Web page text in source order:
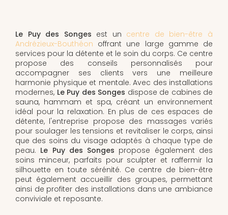
Le Puy des Songes est un centre de bien-être à
Andrézieux-Bouthéon offrant une large gamme de
services pour la détente et le soin du corps. Ce centre
propose des conseils personnalisés pour
accompagner ses clients vers une meilleure
harmonie physique et mentale. Avec des installations
modernes, Le Puy des Songes dispose de cabines de
sauna, hammam et spa, créant un environnement
idéal pour la relaxation. En plus de ces espaces de
détente, l'entreprise propose des massages variés
pour soulager les tensions et revitaliser le corps, ainsi
que des soins du visage adaptés à chaque type de
peau. Le Puy des Songes propose également des
soins minceur, parfaits pour sculpter et raffermir la
silhouette en toute sérénité. Ce centre de bien-être
peut également accueillir des groupes, permettant
ainsi de profiter des installations dans une ambiance
conviviale et reposante.